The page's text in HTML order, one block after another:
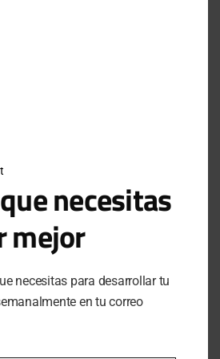
NEWSLETTER
SUBSCRIBE
botón, confirmas que has leído y
enviada por esta forma.
necesitas
mejor
necesitas para desarrollar tu
en tu correo